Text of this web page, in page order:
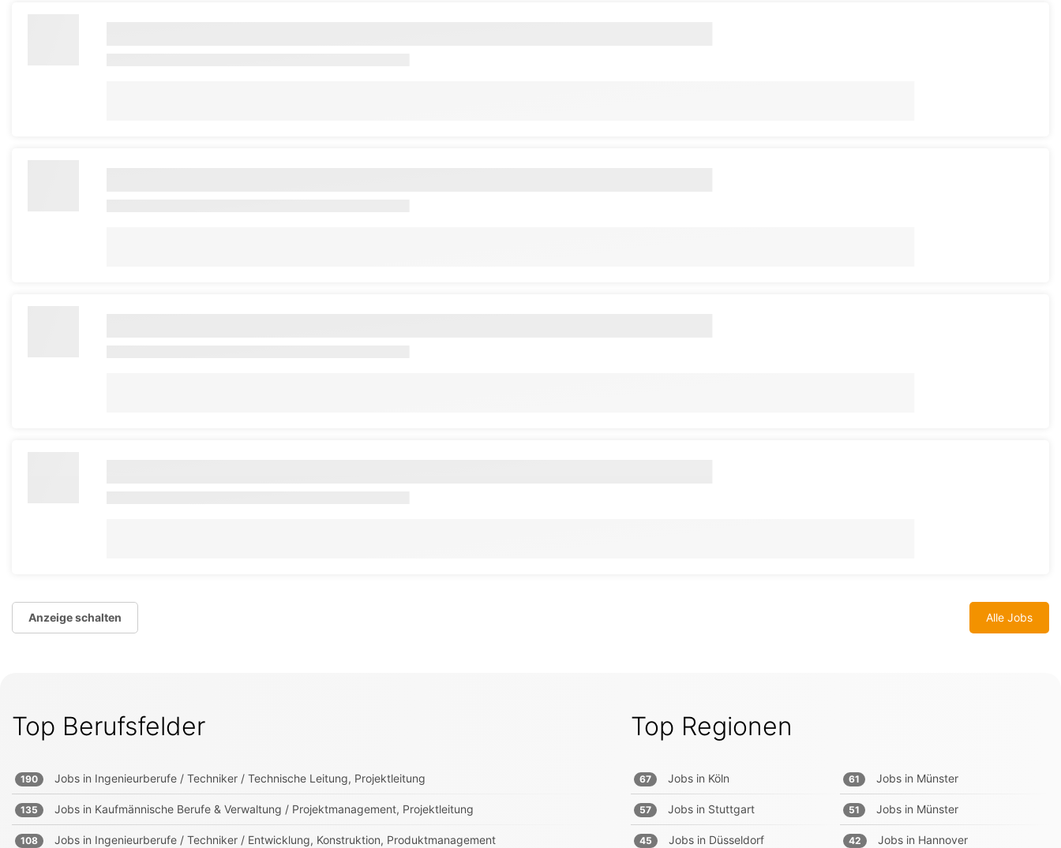
Anzeige schalten Alle Jobs
Top Berufsfelder
190 Jobs in Ingenieurberufe / Techniker / Technische Leitung, Projektleitung
135 Jobs in Kaufmännische Berufe & Verwaltung / Projektmanagement, Projektleitung
108 Jobs in Ingenieurberufe / Techniker / Entwicklung, Konstruktion, Produktmanagement
Top Regionen
67 Jobs in Köln 61 Jobs in Münster
57 Jobs in Stuttgart 51 Jobs in Münster
45 Jobs in Düsseldorf 42 Jobs in Hannover